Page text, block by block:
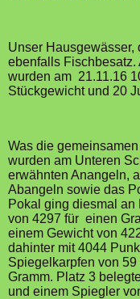
Unser Hausgewässer,
ebenfalls Fischbesatz.
wurden am 21.11.16
Stückgewicht und 20
Was die
wurden am Unteren
erwähnten Anangeln,
Abangeln sowie das
Pokal ging diesmal an
von 4297 für einen
einem Gewicht von
dahinter mit 4044
Spiegelkarpfen von
Gramm. Platz 3
und einem Spiegler